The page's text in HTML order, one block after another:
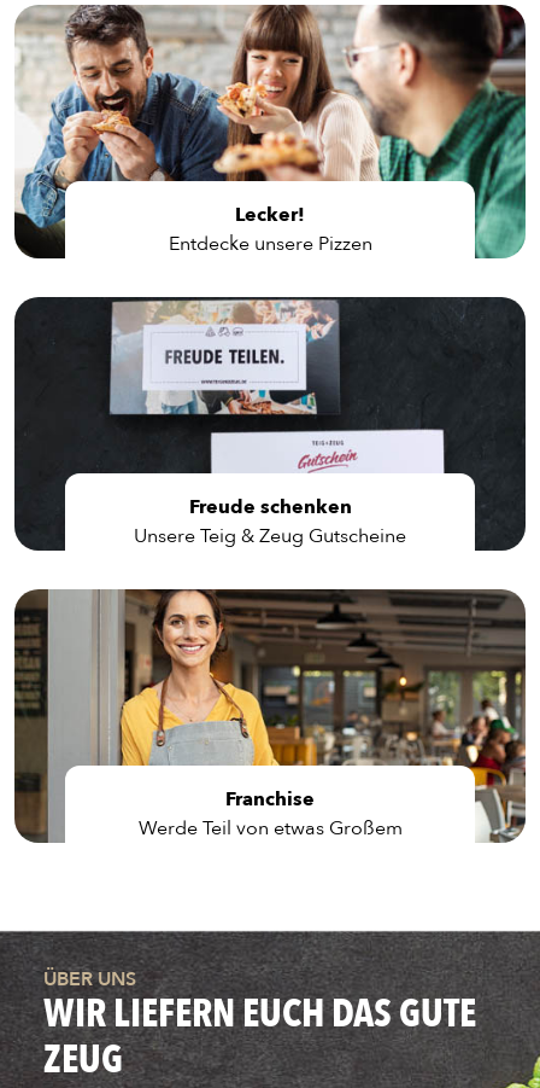
Lecker!
Entdecke unsere Pizzen
Freude schenken
Unsere Teig & Zeug Gutscheine
Franchise
Werde Teil von etwas Großem
ÜBER UNS
WIR LIEFERN EUCH DAS GUTE
ZEUG